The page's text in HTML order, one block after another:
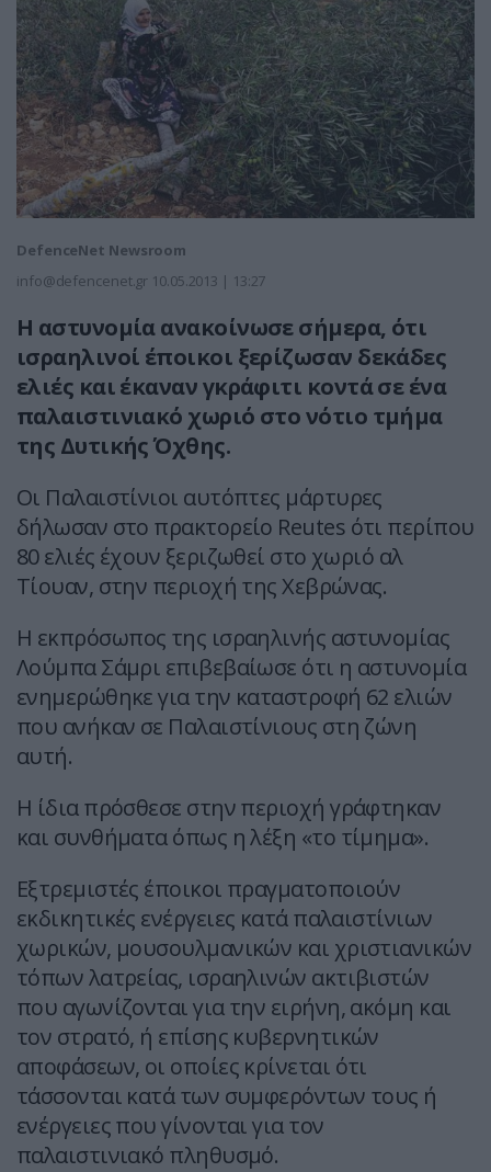
DefenceNet Newsroom
info@defencenet.gr 10.05.2013 | 13:27
Η αστυνομία ανακοίνωσε σήμερα, ότι
ισραηλινοί έποικοι ξερίζωσαν δεκάδες
ελιές και έκαναν γκράφιτι κοντά σε ένα
παλαιστινιακό χωριό στο νότιο τμήμα
της Δυτικής Όχθης.
Οι Παλαιστίνιοι αυτόπτες μάρτυρες
δήλωσαν στο πρακτορείο Reutes ότι περίπου
80 ελιές έχουν ξεριζωθεί στο χωριό αλ
Τίουαν, στην περιοχή της Χεβρώνας.
Η εκπρόσωπος της ισραηλινής αστυνομίας
Λούμπα Σάμρι επιβεβαίωσε ότι η αστυνομία
ενημερώθηκε για την καταστροφή 62 ελιών
που ανήκαν σε Παλαιστίνιους στη ζώνη
αυτή.
Η ίδια πρόσθεσε στην περιοχή γράφτηκαν
και συνθήματα όπως η λέξη «το τίμημα».
Εξτρεμιστές έποικοι πραγματοποιούν
εκδικητικές ενέργειες κατά παλαιστίνιων
χωρικών, μουσουλμανικών και χριστιανικών
τόπων λατρείας, ισραηλινών ακτιβιστών
που αγωνίζονται για την ειρήνη, ακόμη και
τον στρατό, ή επίσης κυβερνητικών
αποφάσεων, οι οποίες κρίνεται ότι
τάσσονται κατά των συμφερόντων τους ή
ενέργειες που γίνονται για τον
παλαιστινιακό πληθυσμό.